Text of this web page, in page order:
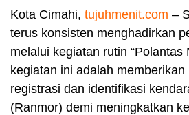
Kota Cimahi, tujuhmenit.com –
terus konsisten menghadirkan
melalui kegiatan rutin “Polantas
kegiatan ini adalah memberikan
registrasi dan identifikasi
(Ranmor) demi meningkatkan